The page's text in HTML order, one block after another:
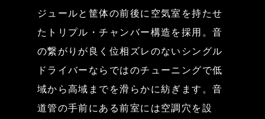
ジュールと筐体の前後に空気室を持たせ
たトリプル・チャンバー構造を採用。音
の繋がりが良く位相ズレのないシングル
ドライバーならではのチューニングで低
域から高域までを滑らかに紡ぎます。音
道管の手前にある前室には空調穴を設